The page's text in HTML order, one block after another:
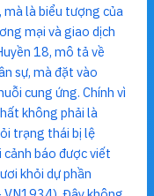
là biểu tượng của
mại và giao dịch
18, mô tả về
sự, mà đặt vào
cung ứng. Chính vì
không phải là
trạng thái bị lệ
báo được viết
khỏi dự phần